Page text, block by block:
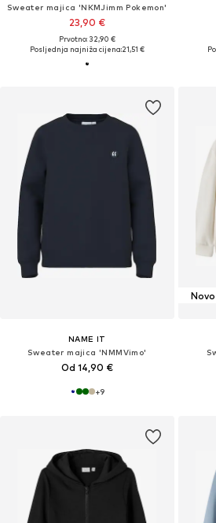
Sweater majica 'NKMJimm Pokemon'
23,90 €
Prvotno: 32,90 €
Posljednja najniža cijena:21,51 €
NAME IT
Sweater majica 'NMMVimo'
Od 14,90 €
+9
Novo